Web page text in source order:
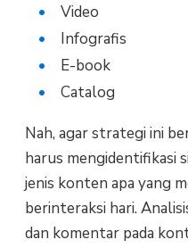
Video
Infografis
E-book
Catalog
Nah, agar strategi ini
harus mengidentifikasi
jenis konten apa yang
berinteraksi hari.
dan komentar pada